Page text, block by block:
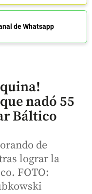
de Whatsapp
nadó 55
Báltico
de
lograr la
FOTO: